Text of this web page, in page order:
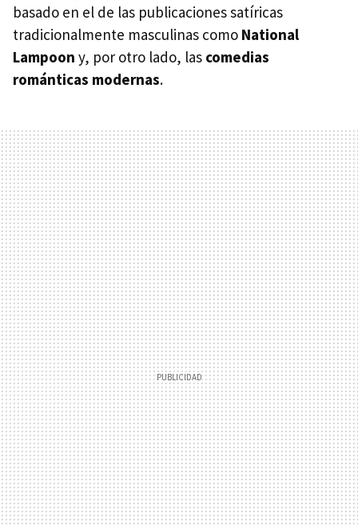
basado en el de las publicaciones satíricas
tradicionalmente masculinas como National
Lampoon y, por otro lado, las comedias
románticas modernas.